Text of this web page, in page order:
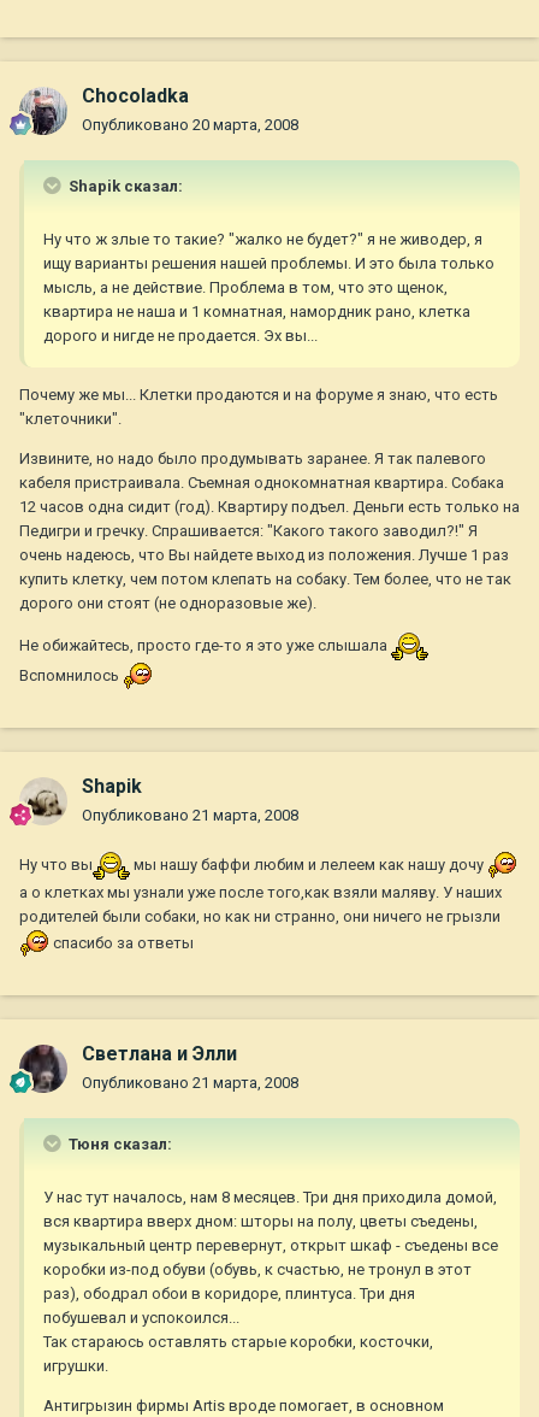
Chocoladka
Опубликовано 20 марта, 2008
Shapik сказал:
Ну что ж злые то такие? "жалко не будет?" я не живодер, я
ищу варианты решения нашей проблемы. И это была только
мысль, а не действие. Проблема в том, что это щенок,
квартира не наша и 1 комнатная, намордник рано, клетка
дорого и нигде не продается. Эх вы...
Почему же мы... Клетки продаются и на форуме я знаю, что есть
"клеточники".
Извините, но надо было продумывать заранее. Я так палевого
кабеля пристраивала. Съемная однокомнатная квартира. Собака
12 часов одна сидит (год). Квартиру подъел. Деньги есть только на
Педигри и гречку. Спрашивается: "Какого такого заводил?!" Я
очень надеюсь, что Вы найдете выход из положения. Лучше 1 раз
купить клетку, чем потом клепать на собаку. Тем более, что не так
дорого они стоят (не одноразовые же).
Не обижайтесь, просто где-то я это уже слышала
Вспомнилось
Shapik
Опубликовано 21 марта, 2008
Ну что вы
мы нашу баффи любим и лелеем как нашу дочу
а о клетках мы узнали уже после того,как взяли маляву. У наших
родителей были собаки, но как ни странно, они ничего не грызли
спасибо за ответы
Светлана и Элли
Опубликовано 21 марта, 2008
Тюня сказал:
У нас тут началось, нам 8 месяцев. Три дня приходила домой,
вся квартира вверх дном: шторы на полу, цветы съедены,
музыкальный центр перевернут, открыт шкаф - съедены все
коробки из-под обуви (обувь, к счастью, не тронул в этот
раз), ободрал обои в коридоре, плинтуса. Три дня
побушевал и успокоился...
Так стараюсь оставлять старые коробки, косточки,
игрушки.
Антигрызин фирмы Artis вроде помогает, в основном